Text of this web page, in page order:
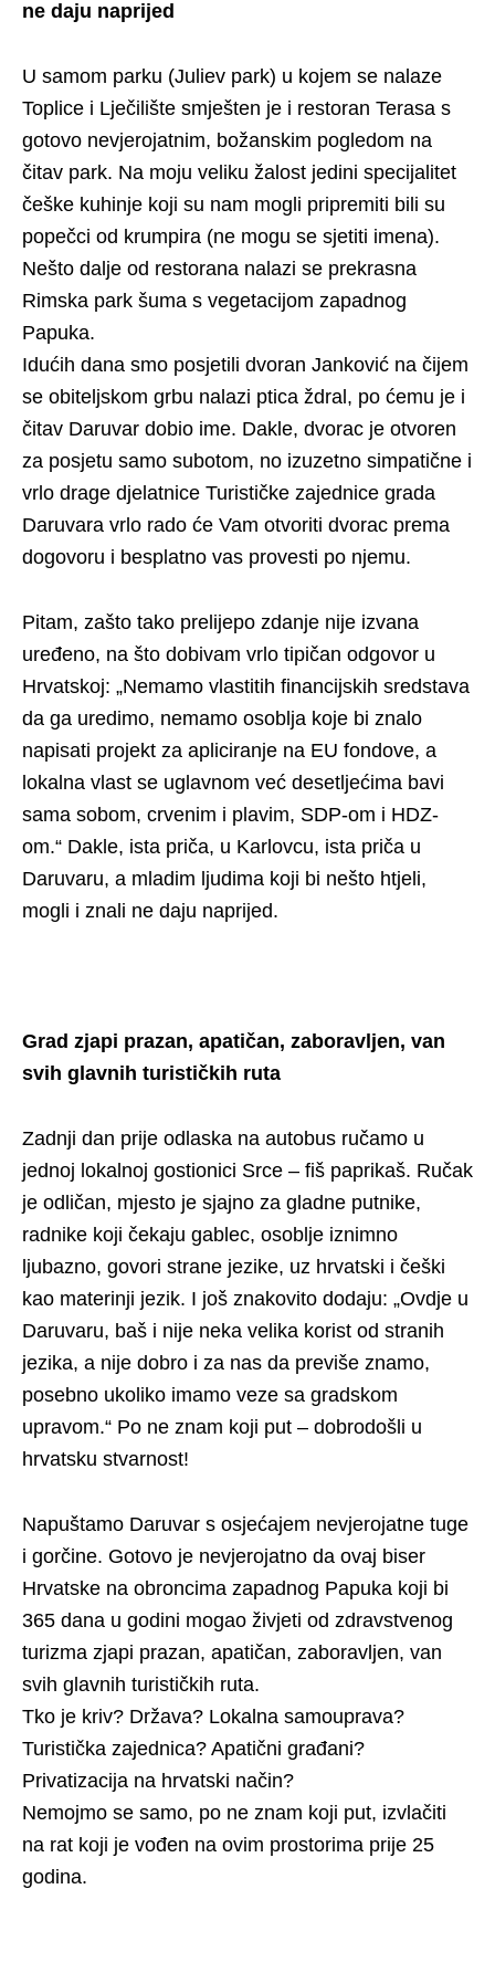
ne daju naprijed
U samom parku (Juliev park) u kojem se nalaze
Toplice i Lječilište smješten je i restoran Terasa s
gotovo nevjerojatnim, božanskim pogledom na
čitav park. Na moju veliku žalost jedini specijalitet
češke kuhinje koji su nam mogli pripremiti bili su
popečci od krumpira (ne mogu se sjetiti imena).
Nešto dalje od restorana nalazi se prekrasna
Rimska park šuma s vegetacijom zapadnog
Papuka.
Idućih dana smo posjetili dvoran Janković na čijem
se obiteljskom grbu nalazi ptica ždral, po ćemu je i
čitav Daruvar dobio ime. Dakle, dvorac je otvoren
za posjetu samo subotom, no izuzetno simpatične i
vrlo drage djelatnice Turističke zajednice grada
Daruvara vrlo rado će Vam otvoriti dvorac prema
dogovoru i besplatno vas provesti po njemu.
Pitam, zašto tako prelijepo zdanje nije izvana
uređeno, na što dobivam vrlo tipičan odgovor u
Hrvatskoj: „Nemamo vlastitih financijskih sredstava
da ga uredimo, nemamo osoblja koje bi znalo
napisati projekt za apliciranje na EU fondove, a
lokalna vlast se uglavnom već desetljećima bavi
sama sobom, crvenim i plavim, SDP-om i HDZ-
om.“ Dakle, ista priča, u Karlovcu, ista priča u
Daruvaru, a mladim ljudima koji bi nešto htjeli,
mogli i znali ne daju naprijed.
Grad zjapi prazan, apatičan, zaboravljen, van
svih glavnih turističkih ruta
Zadnji dan prije odlaska na autobus ručamo u
jednoj lokalnoj gostionici Srce – fiš paprikaš. Ručak
je odličan, mjesto je sjajno za gladne putnike,
radnike koji čekaju gablec, osoblje iznimno
ljubazno, govori strane jezike, uz hrvatski i češki
kao materinji jezik. I još znakovito dodaju: „Ovdje u
Daruvaru, baš i nije neka velika korist od stranih
jezika, a nije dobro i za nas da previše znamo,
posebno ukoliko imamo veze sa gradskom
upravom.“ Po ne znam koji put – dobrodošli u
hrvatsku stvarnost!
Napuštamo Daruvar s osjećajem nevjerojatne tuge
i gorčine. Gotovo je nevjerojatno da ovaj biser
Hrvatske na obroncima zapadnog Papuka koji bi
365 dana u godini mogao živjeti od zdravstvenog
turizma zjapi prazan, apatičan, zaboravljen, van
svih glavnih turističkih ruta.
Tko je kriv? Država? Lokalna samouprava?
Turistička zajednica? Apatični građani?
Privatizacija na hrvatski način?
Nemojmo se samo, po ne znam koji put, izvlačiti
na rat koji je vođen na ovim prostorima prije 25
godina.